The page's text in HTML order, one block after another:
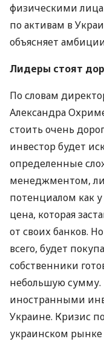
физическими
по активам в
объясняет
Лидеры стоят
По словам
Александра
стоить очень
инвестор будет
определенные
менеджментом,
потенциалом как
цена, которая
от своих банков.
всего, будет
собственники
небольшую сумму.
иностранными
Украине. Кризис
украинском рынке